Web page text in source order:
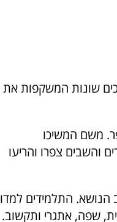
שונות המשקפות את
משם המשיכו
והשבים צפרו והריעו
הנושא. התלמידים למדו
שפה, אתגרי ותקשוב.